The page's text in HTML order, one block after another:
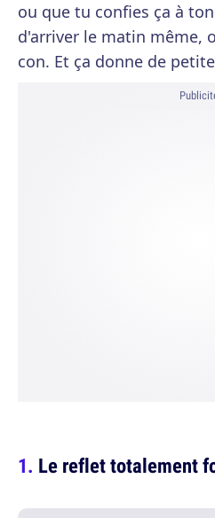
ou que tu confies ça à
d'arriver le matin même,
con. Et ça donne de
Le reflet totalement